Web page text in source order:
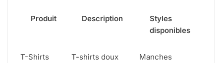
Produit Description
Styles
disponibles
T-Shirts
T-shirts doux
Manches